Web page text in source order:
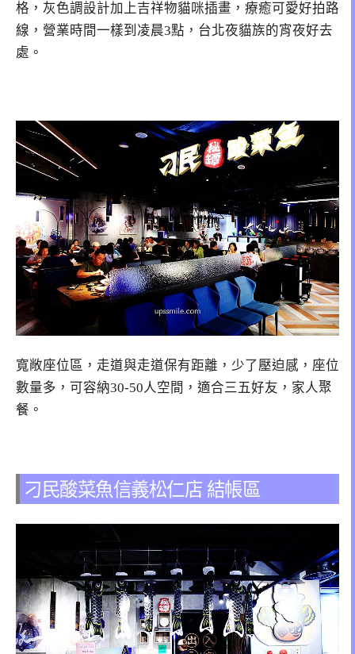
格，灰色調設計加上吉祥物貓咪插畫，療癒可愛好拍路
線，營業時間一樣到凌晨3點，台北夜貓族的宵夜好去
處。
寬敞座位區，走道與走道保有距離，少了壓迫感，座位
數量多，可容納30-50人空間，適合三五好友，家人聚
餐。
刁民酸菜魚信義松仁店 結帳區